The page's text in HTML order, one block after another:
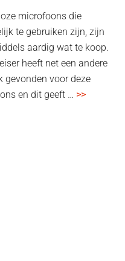
microfoons die
te gebruiken zijn, zijn
aardig wat te koop.
heeft net een andere
gevonden voor deze
en dit geeft … >>